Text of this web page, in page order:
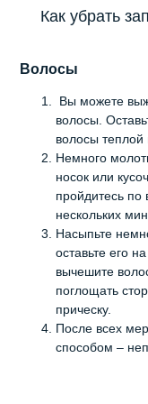
Как убрать
Волосы
Вы можете
волосы.
волосы
Немного
носок или
пройдитесь
нескольких
Насыпьте
оставьте его
вычешите
поглощать
прическу.
После всех
способом –